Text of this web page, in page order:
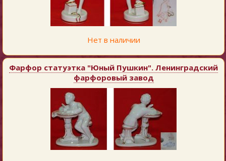
Нет в наличии
Фарфор статуэтка "Юный Пушкин". Ленинградский
фарфоровый завод